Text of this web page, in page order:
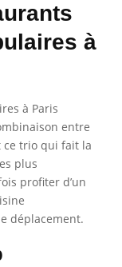
à
à Paris
entre
ce trio qui fait la
plus
profiter d’un
déplacement.